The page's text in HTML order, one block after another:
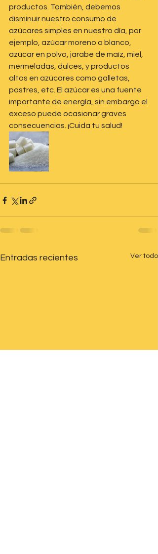
productos. También, debemos
disminuir nuestro consumo de
azúcares simples en nuestro día, por
ejemplo, azúcar moreno o blanco,
azúcar en polvo, jarabe de maíz, miel,
mermeladas, dulces, y productos
altos en azúcares como galletas,
postres, etc. El azúcar es una fuente
importante de energía, sin embargo el
exceso puede ocasionar graves
consecuencias. ¡Cuida tu salud!
Entradas recientes Ver todo